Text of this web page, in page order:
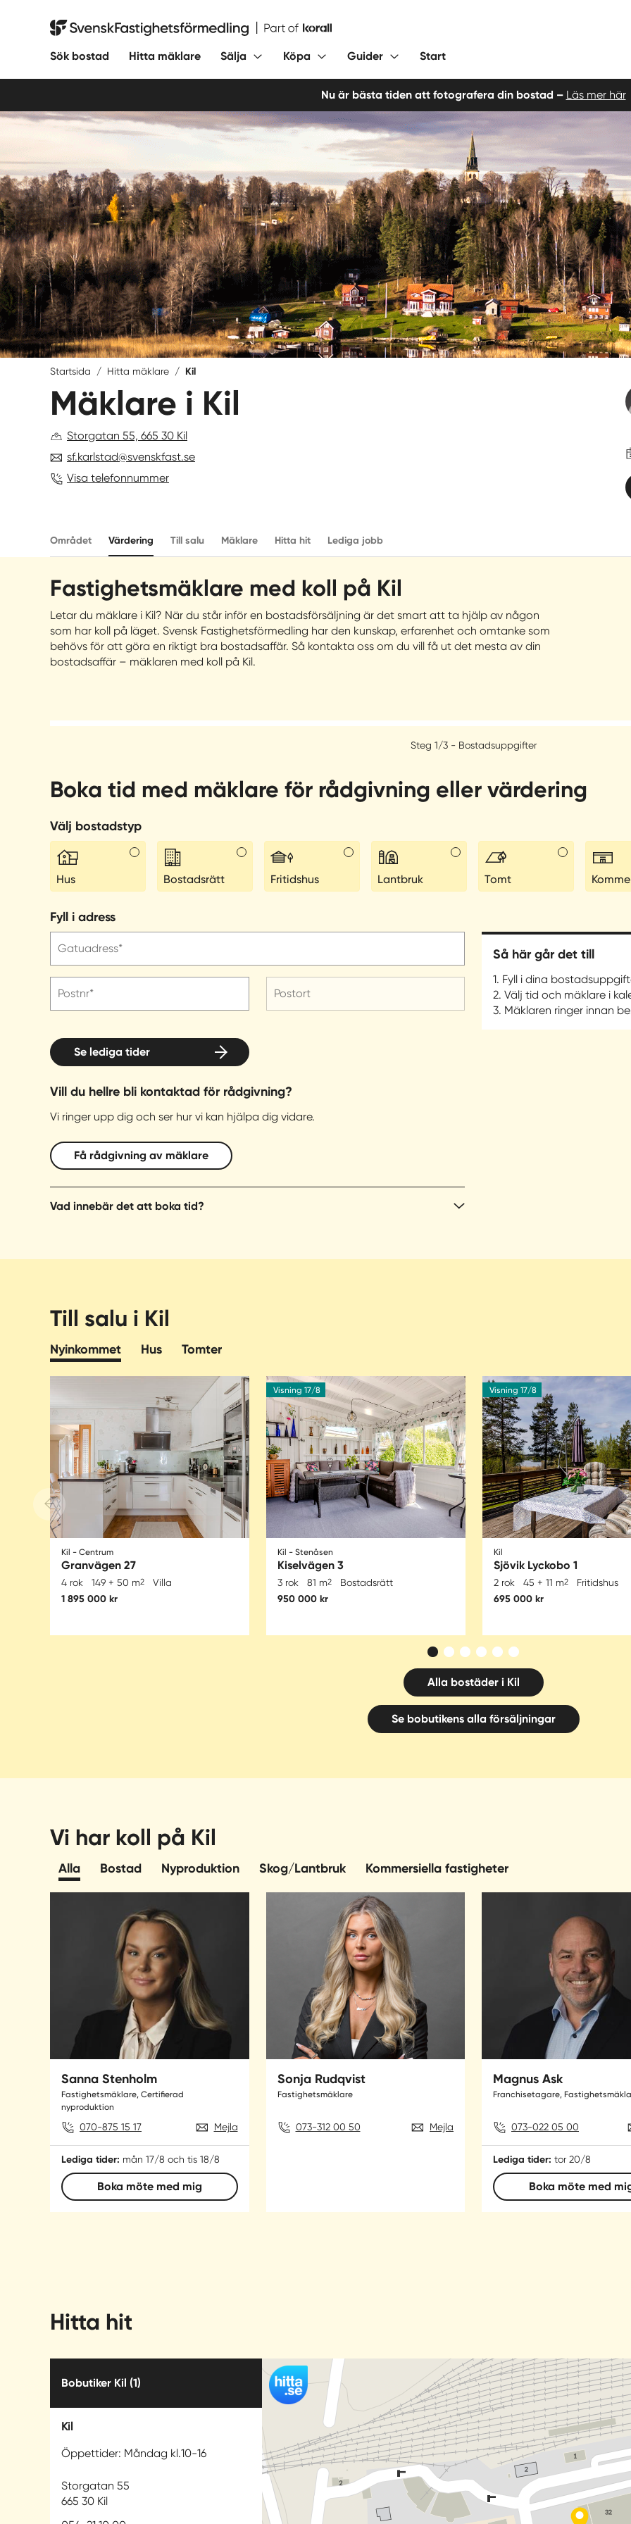
Svensk Fastighetsförmedling
Sök bostad Hitta mäklare Sälja Köpa Guider Start
Nu är bästa tiden att fotografera din bostad – Läs mer här
Startsida / Hitta mäklare / Kil
Mäklare i Kil
Storgatan 55, 665 30 Kil
sf.karlstad@svenskfast.se
Visa telefonnummer
Området Värdering Till salu Mäklare Hitta hit Lediga jobb
Fastighetsmäklare med koll på Kil
Letar du mäklare i Kil? När du står inför en bostadsförsäljning är det smart att ta hjälp av någon
som har koll på läget. Svensk Fastighetsförmedling har den kunskap, erfarenhet och omtanke som
behövs för att göra en riktigt bra bostadsaffär. Så kontakta oss om du vill få ut det mesta av din
bostadsaffär – mäklaren med koll på Kil.
Steg 1/3 - Bostadsuppgifter
Boka tid med mäklare för rådgivning eller värdering
Välj bostadstyp
Hus Bostadsrätt Fritidshus Lantbruk Tomt
Fyll i adress
Gatuadress*
Postnr* Postort
Så här går det till
1. Fyll i dina
2. Välj tid och mäklare i
3. Mäklaren ringer innan
Se lediga tider
Vill du hellre bli kontaktad för rådgivning?
Vi ringer upp dig och ser hur vi kan hjälpa dig vidare.
Få rådgivning av mäklare
Vad innebär det att boka tid?
Till salu i Kil
Nyinkommet Hus Tomter
Kil - Centrum
Granvägen 27
4 rok 149 + 50 m2 Villa
1 895 000 kr
Visning 17/8
Kil - Stenåsen
Kiselvägen 3
3 rok 81 m2 Bostadsrätt
950 000 kr
Visning 17/8
Kil
Sjövik Lyckobo 1
2 rok 45 + 11 m2 Fritidshus
695 000 kr
Alla bostäder i Kil
Se bobutikens alla försäljningar
Vi har koll på Kil
Alla Bostad Nyproduktion Skog/Lantbruk Kommersiella fastigheter
Sanna Stenholm
Fastighetsmäklare, Certifierad
nyproduktion
070-875 15 17 Mejla
Lediga tider: mån 17/8 och tis 18/8
Boka möte med mig
Sonja Rudqvist
Fastighetsmäklare
073-312 00 50 Mejla
Magnus Ask
Franchisetagare,
073-022 05 00
Lediga tider: tor 20/8
Boka möte med
Hitta hit
Bobutiker Kil (1)
Kil
Öppettider: Måndag kl.10-16
Storgatan 55
665 30 Kil